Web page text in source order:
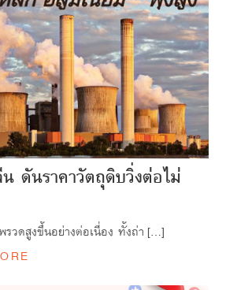
ดันราคาวัตถุดิบวิ่งต่อไม่
วดสูงขึ้นอย่างต่อเนี่อง ทั้งถ่า […]